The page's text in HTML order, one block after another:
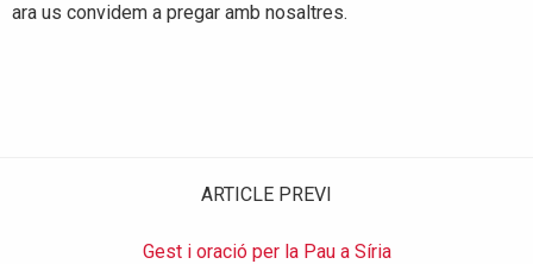
ara us convidem a pregar amb nosaltres.
ARTICLE PREVI
Gest i oració per la Pau a Síria